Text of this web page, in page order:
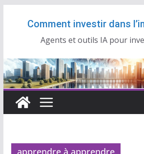
Comment investir dans
Agents et outils IA pour